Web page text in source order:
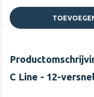
C Line - 12-